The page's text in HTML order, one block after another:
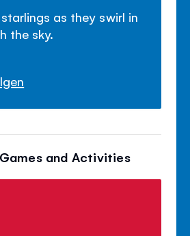
as they swirl in
the sky.
and Activities